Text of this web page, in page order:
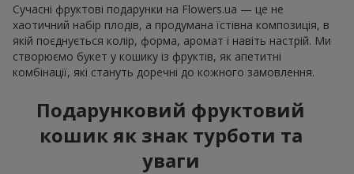
Сучасні фруктові подарунки на Flowers.ua — це не
хаотичний набір плодів, а продумана їстівна композиція, в
якій поєднується колір, форма, аромат і навіть настрій. Ми
створюємо букет у кошику із фруктів, як апетитні
комбінації, які стануть доречні до кожного замовлення.
Подарунковий фруктовий
кошик як знак турботи та
уваги